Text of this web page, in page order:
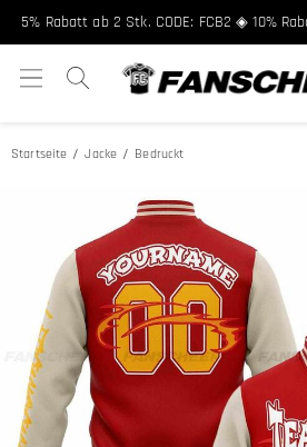
Startseite Jacke Bedruckt